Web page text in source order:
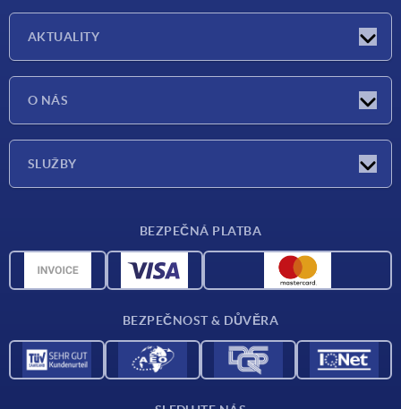
AKTUALITY
O NÁS
SLUŽBY
CAD data
BEZPEČNÁ PLATBA
BEZPEČNOST & DŮVĚRA